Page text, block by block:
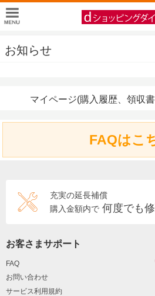
お知らせ
マイページ(購入履歴、領収
FAQはこ
充実の延長補償
購入金額内で 何度でも
お客さまサポート
FAQ
お問い合わせ
サービス利用規約